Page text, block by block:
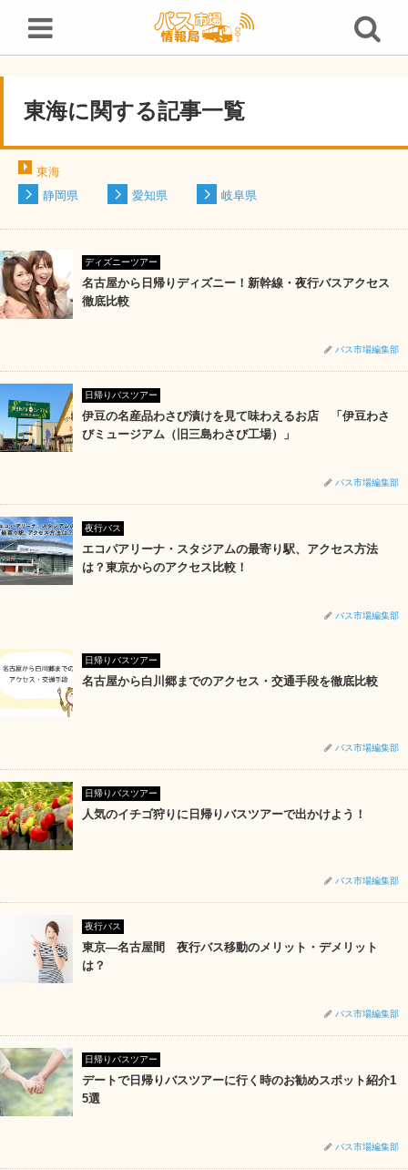
東海に関する記事一覧
東海
静岡県
愛知県 岐阜県
ディズニーツアー
名古屋から日帰りディズニー！新幹線・夜行バスアクセス
徹底比較
バス市場編集部
日帰りバスツアー
伊豆の名産品わさび漬けを見て味わえるお店 「伊豆わさ
びミュージアム（旧三島わさび工場）」
バス市場編集部
夜行バス
エコパアリーナ・スタジアムの最寄り駅、アクセス方法
は？東京からのアクセス比較！
バス市場編集部
日帰りバスツアー
名古屋から白川郷までのアクセス・交通手段を徹底比較
バス市場編集部
日帰りバスツアー
人気のイチゴ狩りに日帰りバスツアーで出かけよう！
バス市場編集部
夜行バス
東京―名古屋間 夜行バス移動のメリット・デメリット
は？
バス市場編集部
日帰りバスツアー
デートで日帰りバスツアーに行く時のお勧めスポット紹介1
5選
バス市場編集部